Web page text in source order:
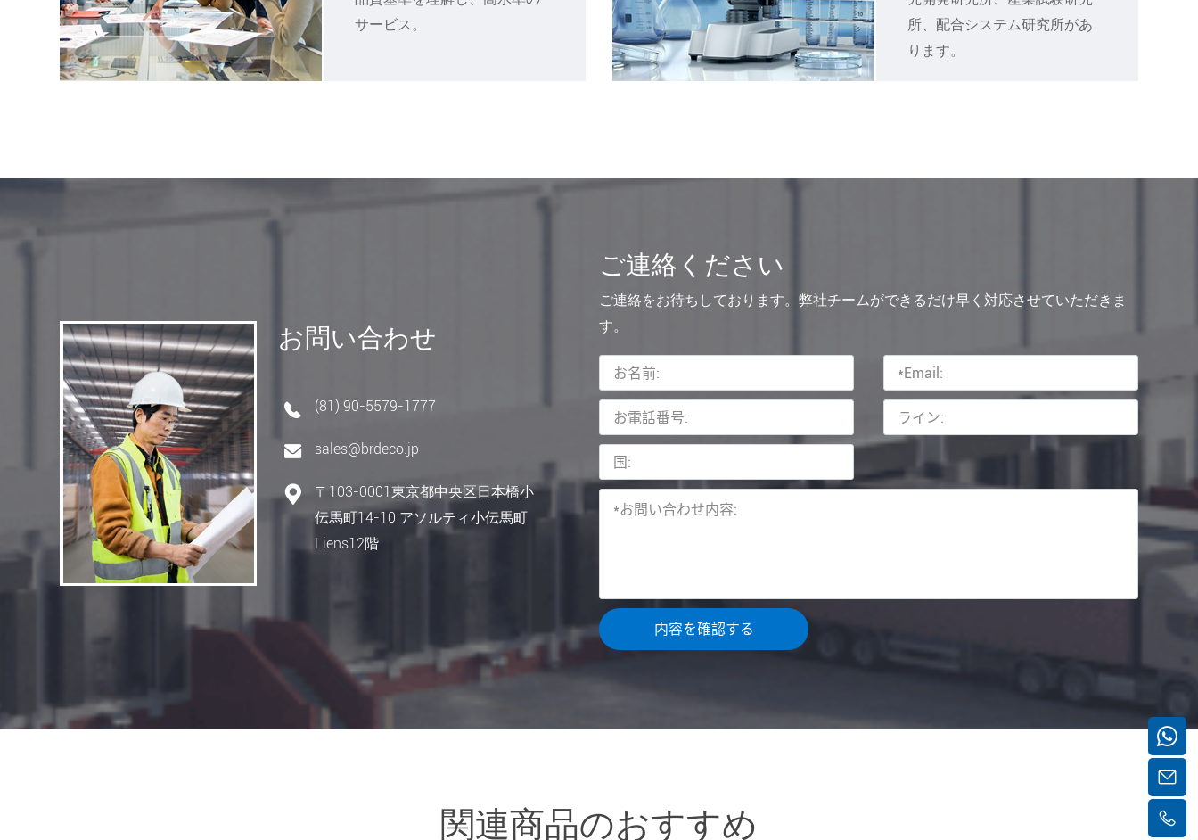
サービス。
所、配合システム研究所があ
ります。
お問い合わせ
(81) 90-5579-1777
sales@brdeco.jp
〒103-0001東京都中央区日本橋小
伝馬町14-10 アソルティ小伝馬町
Liens12階
ご連絡ください
ご連絡をお待ちしております。弊社チームができるだけ早く対応させていただきま
す。
関連商品のおすすめ